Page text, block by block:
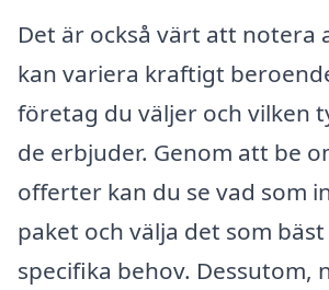
Det är också värt att notera
kan variera kraftigt
företag du väljer och vilken
de erbjuder. Genom att be
offerter kan du se vad som
paket och välja det som
specifika behov. Dessutom,